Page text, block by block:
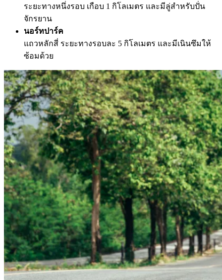
ระยะทางหนึ่งรอบ เกือบ 1 กิโลเมตร และมีลู่สำหรับปั่น
จักรยาน
นอร์ทปาร์ค
แถวหลักสี่ ระยะทางรอบละ 5 กิโลเมตร และมีเนินซึมให้
ซ้อมด้วย